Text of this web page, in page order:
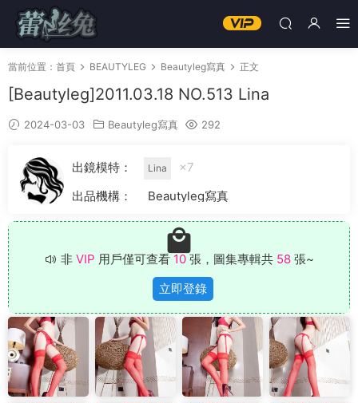
當前位置： 首頁 BEAUTYLEG Beautyleg寫真 正文
[Beautyleg]2011.03.18 NO.513 Lina
2024-03-03 Beautyleg寫真 292
出鏡模特： Lina
×7
出品機構：
Beautyleg寫真
非 VIP 用戶僅可查看 10張，圖集專輯共 58張~
立即登錄